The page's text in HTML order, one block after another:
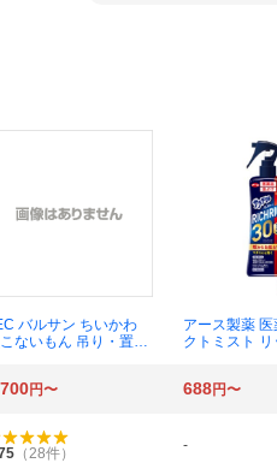
バルサン ちいかわ
ないもん 吊り・置き
アース製薬
クトミスト
円〜 688円〜
（28件） -